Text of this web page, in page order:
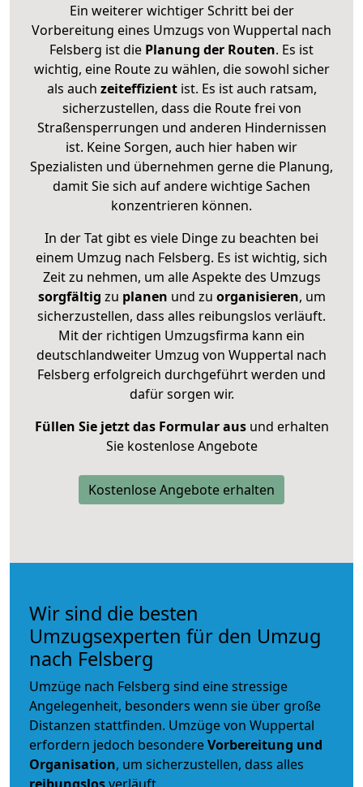
Ein weiterer wichtiger Schritt bei der
Vorbereitung eines Umzugs von Wuppertal nach
Felsberg ist die Planung der Routen. Es ist
wichtig, eine Route zu wählen, die sowohl sicher
als auch zeiteffizientist. Es ist auch ratsam,
sicherzustellen, dass die Route frei von
Straßensperrungen und anderen Hindernissen
ist. Keine Sorgen, auch hier haben wir
Spezialisten und übernehmen gerne die Planung,
damit Sie sich auf andere wichtige Sachen
konzentrieren können.
In der Tat gibt es viele Dinge zu beachten bei
einem Umzug nach Felsberg. Es ist wichtig, sich
Zeit zu nehmen, um alle Aspekte des Umzugs
sorgfältig zu planen und zu organisieren, um
sicherzustellen, dass alles reibungslos verläuft.
Mit der richtigen Umzugsfirma kann ein
deutschlandweiter Umzug von Wuppertal nach
Felsberg erfolgreich durchgeführt werden und
dafür sorgen wir.
Füllen Sie jetzt das Formular ausund erhalten
Sie kostenlose Angebote
Kostenlose Angebote erhalten
Wir sind die besten
Umzugsexperten für den Umzug
nach Felsberg
Umzüge nach Felsberg sind eine stressige
Angelegenheit, besonders wenn sie über große
Distanzen stattfinden. Umzüge von Wuppertal
erfordern jedoch besondereVorbereitung und
Organisation, um sicherzustellen, dass alles